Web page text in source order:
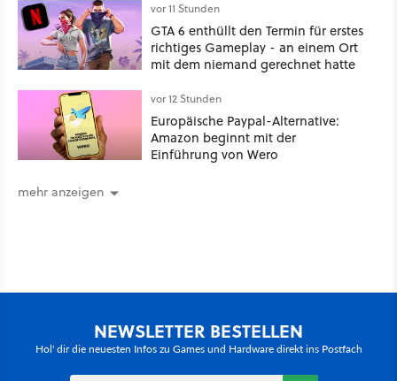
vor 11 Stunden
GTA 6 enthüllt den Termin für erstes
richtiges Gameplay - an einem Ort
mit dem niemand gerechnet hatte
vor 12 Stunden
Europäische Paypal-Alternative:
Amazon beginnt mit der
Einführung von Wero
mehr anzeigen
NEWSLETTER BESTELLEN
Hol' dir die neuesten Infos zu Games und Hardware direkt ins Postfach